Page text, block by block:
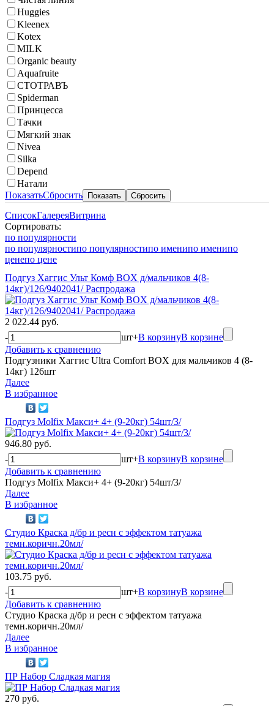
Huggies
Kleenex
Kotex
MILK
Organic beauty
Aquafruite
СТОТРАВЪ
Spiderman
Принцесса
Тачки
Мягкий знак
Nivea
Silka
Depend
Натали
ПоказатьСбросить
СписокГалереяВитрина
Сортировать:
по популярности
по популярностипо популярностипо именипо именипо
ценепо цене
Подгуз Хаггис Ульт Комф BOX д/мальчиков 4(8-
14кг)/126/9402041/ Распродажа
2 022.44 руб.
-
шт+В корзинуВ корзине
Добавить к сравнению
Подгузники Хаггис Ultra Comfort BOX для мальчиков 4 (8-
14кг) 126шт
Далее
В избранное
Подгуз Molfix Макси+ 4+ (9-20кг) 54шт/3/
946.80 руб.
-
шт+В корзинуВ корзине
Добавить к сравнению
Подгуз Molfix Макси+ 4+ (9-20кг) 54шт/3/
Далее
В избранное
Студио Краска д/бр и ресн с эффектом татуажа
темн.коричн.20мл/
103.75 руб.
-
шт+В корзинуВ корзине
Добавить к сравнению
Студио Краска д/бр и ресн с эффектом татуажа
темн.коричн.20мл/
Далее
В избранное
ПР Набор Сладкая магия
270 руб.